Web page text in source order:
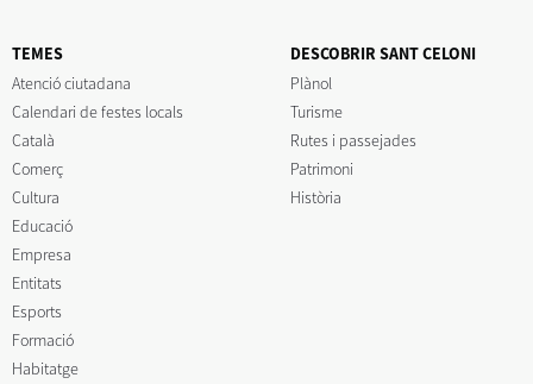
TEMES
Atenció ciutadana
Calendari de festes locals
Català
Comerç
Cultura
Educació
Empresa
Entitats
Esports
Formació
Habitatge
DESCOBRIR SANT CELONI
Plànol
Turisme
Rutes i passejades
Patrimoni
Història